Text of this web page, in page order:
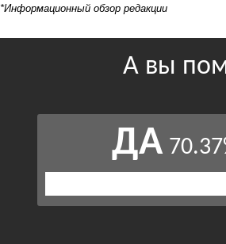
*Информационный обзор редакции